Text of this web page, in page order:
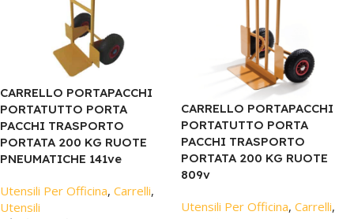
CARRELLO PORTAPACCHI
PORTATUTTO PORTA
PACCHI TRASPORTO
PORTATA 200 KG RUOTE
PNEUMATICHE 141ve
Utensili Per Officina, Carrelli,
Utensili
CARRELLO PORTAPACCHI
PORTATUTTO PORTA
PACCHI TRASPORTO
PORTATA 200 KG RUOTE
809v
Utensili Per Officina, Carrelli,